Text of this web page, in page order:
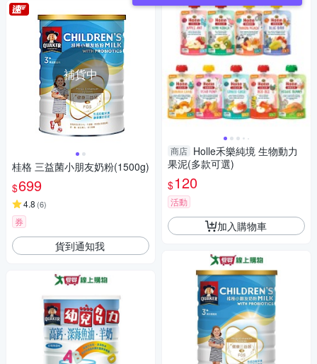
補貨中
桂格 三益菌小朋友奶粉(1500g)
$699
4.8 (6)
券
貨到通知我
商店 Holle禾樂純境 生物動力
果泥(多款可選)
$120
活動
加入購物車